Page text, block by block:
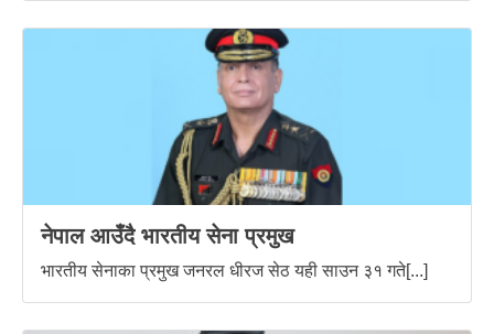
नेपाल आउँदै भारतीय सेना प्रमुख
भारतीय सेनाका प्रमुख जनरल धीरज सेठ यही साउन ३१ गते[...]